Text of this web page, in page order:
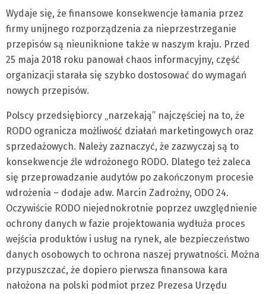
Wydaje się, że finansowe konsekwencje łamania przez
firmy unijnego rozporządzenia za nieprzestrzeganie
przepisów są nieuniknione także w naszym kraju. Przed
25 maja 2018 roku panował chaos informacyjny, część
organizacji starała się szybko dostosować do wymagań
nowych przepisów.
Polscy przedsiębiorcy „narzekają” najczęściej na to, że
RODO ogranicza możliwość działań marketingowych oraz
sprzedażowych. Należy zaznaczyć, że zazwyczaj są to
konsekwencje źle wdrożonego RODO. Dlatego też zaleca
się przeprowadzanie audytów po zakończonym procesie
wdrożenia – dodaje adw. Marcin Zadrożny, ODO 24.
Oczywiście RODO niejednokrotnie poprzez uwzględnienie
ochrony danych w fazie projektowania wydłuża proces
wejścia produktów i usług na rynek, ale bezpieczeństwo
danych osobowych to ochrona naszej prywatności. Można
przypuszczać, że dopiero pierwsza finansowa kara
nałożona na polski podmiot przez Prezesa Urzędu